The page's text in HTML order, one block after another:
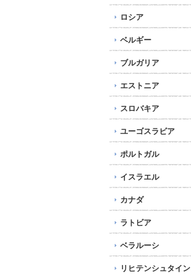
ロシア
ベルギー
ブルガリア
エストニア
スロバキア
ユーゴスラビア
ポルトガル
イスラエル
カナダ
ラトビア
ベラルーシ
リヒテンシュタイン